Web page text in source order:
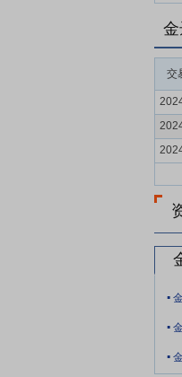
要
核
要
大
交
.
.
.